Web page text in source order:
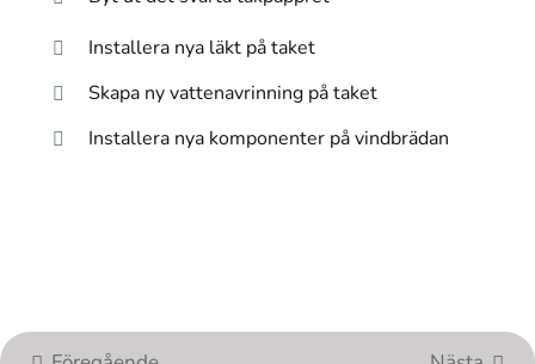
Installera nya läkt på taket
Skapa ny vattenavrinning på taket
Installera nya komponenter på vindbrädan